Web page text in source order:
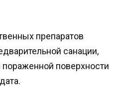
препаратов
санации,
поверхности